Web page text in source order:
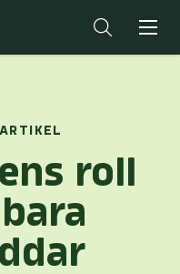
roll